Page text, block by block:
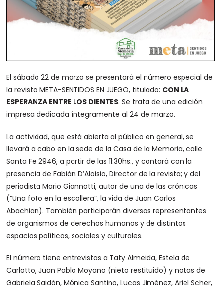
El sábado 22 de marzo se presentará el número especial de
la revista META-SENTIDOS EN JUEGO, titulado: CON LA
ESPERANZA ENTRE LOS DIENTES. Se trata de una edición
impresa dedicada íntegramente al 24 de marzo.
La actividad, que está abierta al público en general, se
llevará a cabo en la sede de la Casa de la Memoria, calle
Santa Fe 2946, a partir de las 11:30hs., y contará con la
presencia de Fabián D’Aloisio, Director de la revista; y del
periodista Mario Giannotti, autor de una de las crónicas
(“Una foto en la escollera”, la vida de Juan Carlos
Abachian). También participarán diversos representantes
de organismos de derechos humanos y de distintos
espacios políticos, sociales y culturales.
El número tiene entrevistas a Taty Almeida, Estela de
Carlotto, Juan Pablo Moyano (nieto restituido) y notas de
Gabriela Saidón, Mónica Santino, Lucas Jiménez, Ariel Scher,